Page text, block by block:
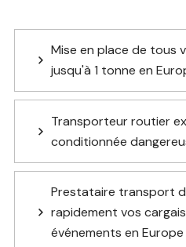
Mise en place de tous
jusqu'à 1 tonne en
Transporteur routier
conditionnée
Prestataire transport
rapidement vos
événements en Europe